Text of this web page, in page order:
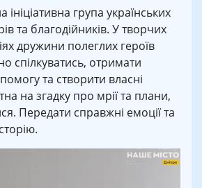
ініціативна група українських
та благодійників. У творчих
дружини полеглих героїв
спілкуватись, отримати
та створити власні
на згадку про мрії та плани,
Передати справжні емоції та